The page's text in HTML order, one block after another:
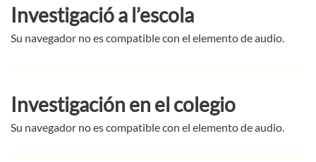
Investigació a l’escola
Su navegador no es compatible con el elemento de audio.
Investigación en el colegio
Su navegador no es compatible con el elemento de audio.